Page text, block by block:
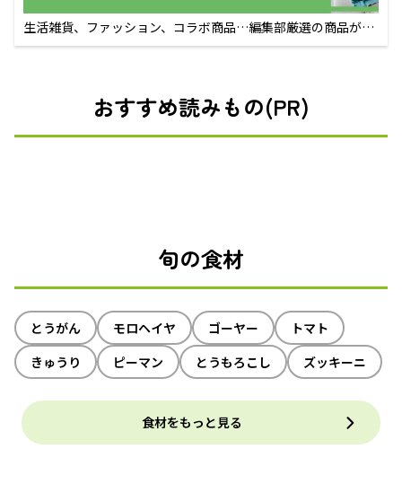
生活雑貨、ファッション、コラボ商品…編集部厳選の商品が買
えるECサイト
おすすめ読みもの(PR)
旬の食材
とうがん モロヘイヤ ゴーヤー
トマト
きゅうり
ピーマン とうもろこし ズッキーニ
食材をもっと見る